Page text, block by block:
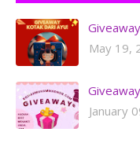
May 19,
January